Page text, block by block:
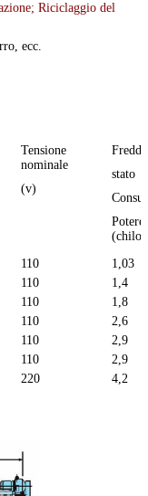
Riciclaggio del
ecc.
Tensione
nominale
(v)
Freddo
stato
Potere
110
1,03
110
1,4
110
1,8
110
2,6
110
2,9
110
2,9
220
4,2